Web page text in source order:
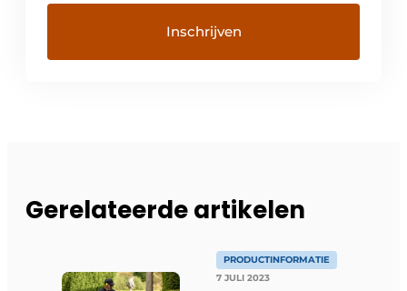
Gerelateerde artikelen
PRODUCTINFORMATIE
7 JULI 2023